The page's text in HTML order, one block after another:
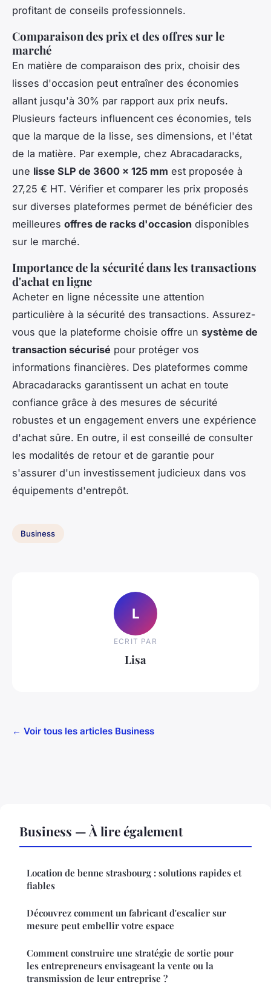
profitant de conseils professionnels.
Comparaison des prix et des offres sur le
marché
En matière de comparaison des prix, choisir des
lisses d'occasion peut entraîner des économies
allant jusqu'à 30% par rapport aux prix neufs.
Plusieurs facteurs influencent ces économies, tels
que la marque de la lisse, ses dimensions, et l'état
de la matière. Par exemple, chez Abracadaracks,
une lisse SLP de 3600 x 125 mm est proposée à
27,25 € HT. Vérifier et comparer les prix proposés
sur diverses plateformes permet de bénéficier des
meilleures offres de racks d'occasion disponibles
sur le marché.
Importance de la sécurité dans les transactions
d'achat en ligne
Acheter en ligne nécessite une attention
particulière à la sécurité des transactions. Assurez-
vous que la plateforme choisie offre un système de
transaction sécurisé pour protéger vos
informations financières. Des plateformes comme
Abracadaracks garantissent un achat en toute
confiance grâce à des mesures de sécurité
robustes et un engagement envers une expérience
d'achat sûre. En outre, il est conseillé de consulter
les modalités de retour et de garantie pour
s'assurer d'un investissement judicieux dans vos
équipements d'entrepôt.
Business
L
ECRIT PAR
Lisa
← Voir tous les articles Business
Business — À lire également
Location de benne strasbourg : solutions rapides et
fiables
Découvrez comment un fabricant d'escalier sur
mesure peut embellir votre espace
Comment construire une stratégie de sortie pour
les entrepreneurs envisageant la vente ou la
transmission de leur entreprise ?